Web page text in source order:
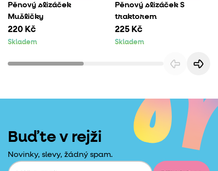
Pěnový slizáček
Mušličky
220 Kč
Skladem
Pěnový slizáček S
traktorem
225 Kč
Skladem
Buďte v rejži
Novinky, slevy, žádný spam.